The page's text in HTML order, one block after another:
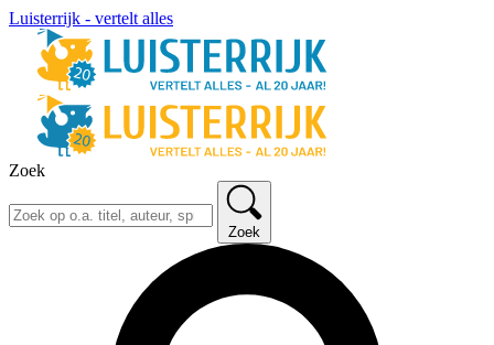
Luisterrijk - vertelt alles
Zoek
Zoek